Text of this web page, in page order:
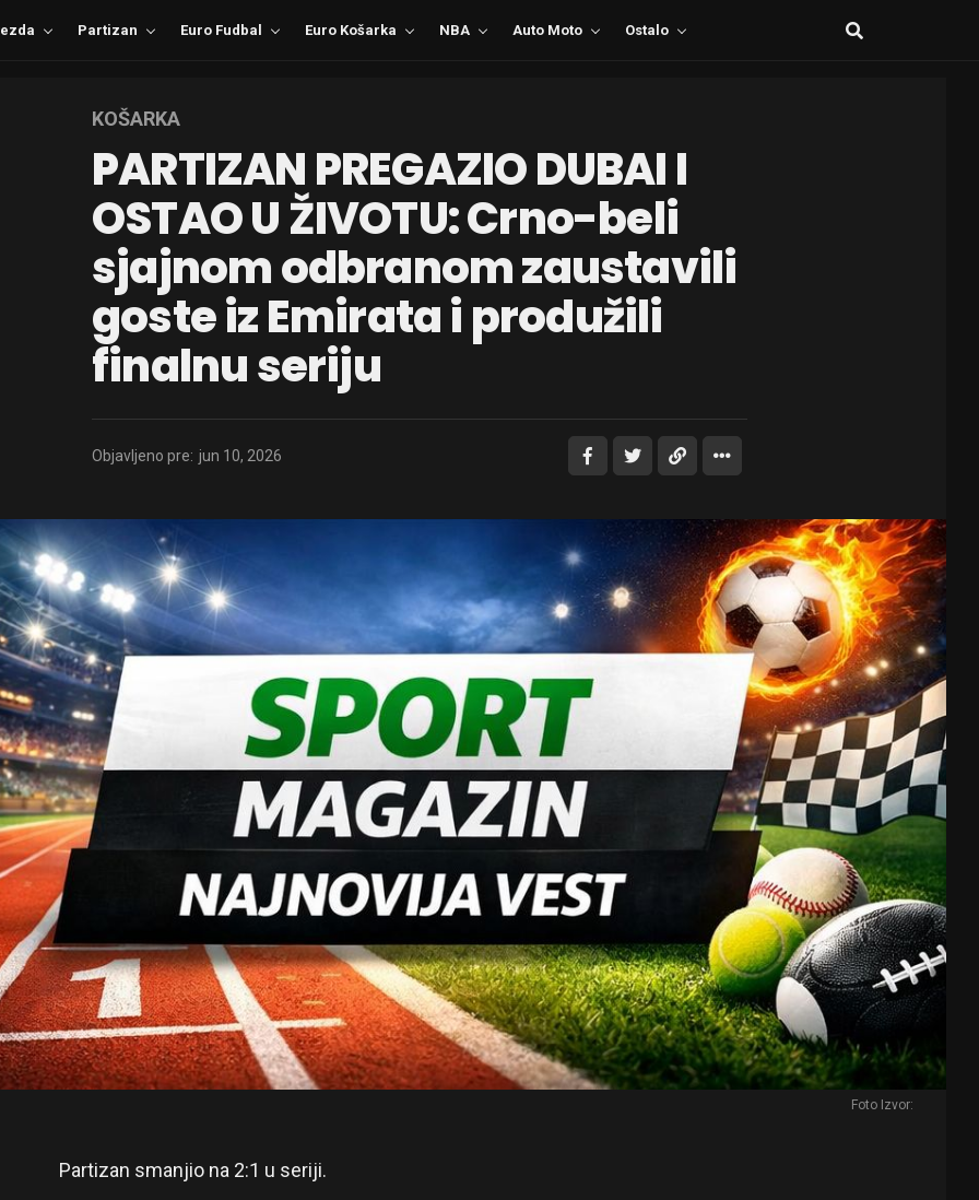
Partizan Euro Fudbal Euro Košarka NBA Auto Moto Ostalo
KOŠARKA
PARTIZAN PREGAZIO DUBAI I
OSTAO U ŽIVOTU: Crno-beli
sjajnom odbranom zaustavili
goste iz Emirata i produžili
finalnu seriju
Objavljeno pre: jun 10, 2026
Foto Izvor:
Partizan smanjio na 2:1 u seriji.